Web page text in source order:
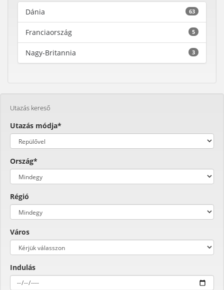
63
Dánia
5
Franciaország
3
Nagy-Britannia
Utazás kereső
Utazás módja*
Ország*
Régió
Város
Indulás